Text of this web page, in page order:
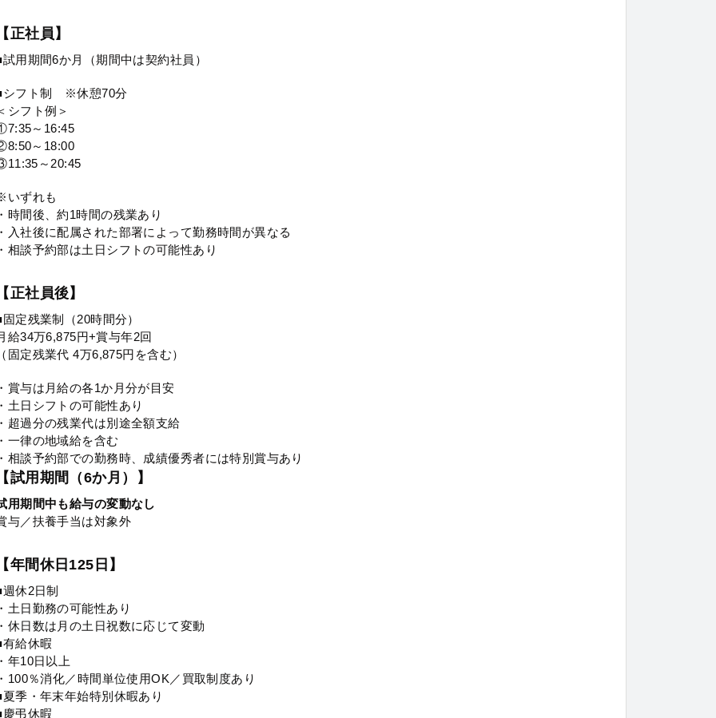
正社員】
試用期間6か月（期間中は契約社員）
シフト制 ※休憩70分
シフト例＞
～16:45
～18:00
～20:45
いずれも
時間後、約1時間の残業あり
入社後に配属された部署によって勤務時間が異なる
相談予約部は土日シフトの可能性あり
正社員後】
定残業制（20時間分）
給34万6,875円+賞与年2回
固定残業代 4万6,875円を含む）
賞与は月給の各1か月分が目安
土日シフトの可能性あり
超過分の残業代は別途全額支給
一律の地域給を含む
相談予約部での勤務時、成績優秀者には特別賞与あり
試用期間（6か月）】
用期間中も給与の変動なし
与／扶養手当は対象外
年間休日125日】
休2日制
土日勤務の可能性あり
休日数は月の土日祝数に応じて変動
有給休暇
年10日以上
100％消化／時間単位使用OK／買取制度あり
夏季・年末年始特別休暇あり
慶弔休暇